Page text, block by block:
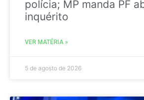
polícia; MP manda PF
inquérito
VER MATÉRIA »
5 de agosto de 2026